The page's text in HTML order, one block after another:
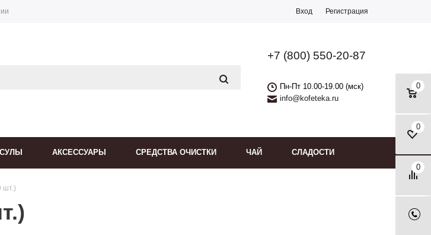
Вход Регистрация
+7 (800) 550-20-87
Пн-Пт 10.00-19.00 (мск)
info@kofeteka.ru
0
0
0
АКСЕССУАРЫ СРЕДСТВА ОЧИСТКИ ЧАЙ СЛАДОСТИ
шт.)